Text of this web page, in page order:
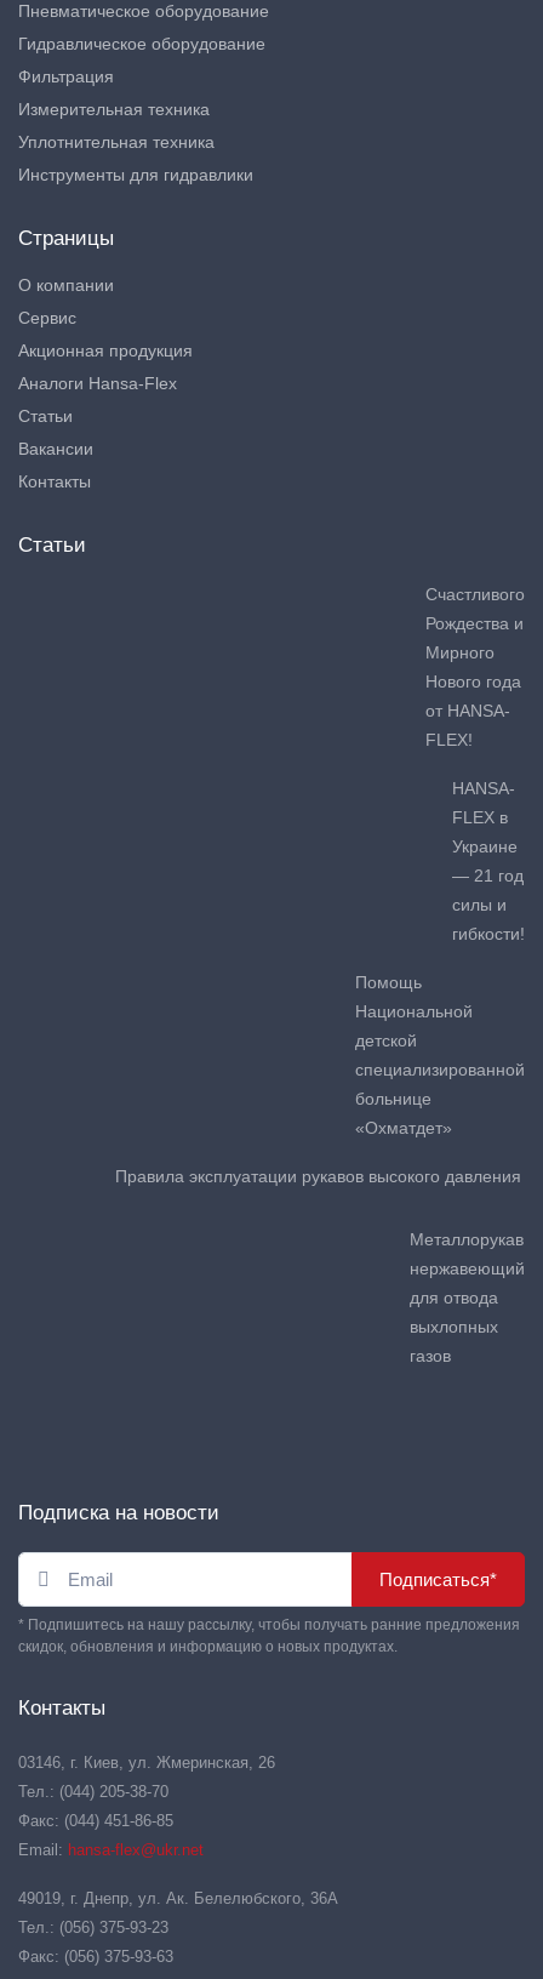
Пневматическое оборудование
Гидравлическое оборудование
Фильтрация
Измерительная техника
Уплотнительная техника
Инструменты для гидравлики
Страницы
О компании
Сервис
Акционная продукция
Аналоги Hansa-Flex
Статьи
Вакансии
Контакты
Статьи
Счастливого
Рождества и
Мирного
Нового года
от HANSA-
FLEX!
HANSA-
FLEX в
Украине
— 21 год
силы и
гибкости!
Помощь
Национальной
детской
специализированной
больнице
«Охматдет»
Правила эксплуатации рукавов высокого давления
Металлорукав
нержавеющий
для отвода
выхлопных
газов
Подписка на новости
Подписаться*
* Подпишитесь на нашу рассылку, чтобы получать ранние предложения
скидок, обновления и информацию о новых продуктах.
Контакты
03146, г. Киев, ул. Жмеринская, 26
Тел.: (044) 205-38-70
Факс: (044) 451-86-85
Email: hansa-flex@ukr.net
49019, г. Днепр, ул. Ак. Белелюбского, 36А
Тел.: (056) 375-93-23
Факс: (056) 375-93-63